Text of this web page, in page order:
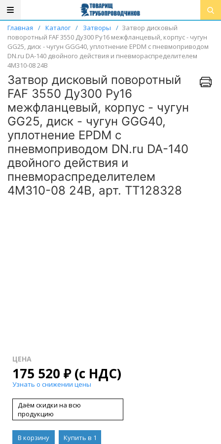
Главная / Каталог / Затворы / Затвор дисковый
поворотный FAF 3550 Ду300 Ру16 межфланцевый, корпус - чугун
GG25, диск - чугун GGG40, уплотнение EPDM с пневмоприводом
DN.ru DA-140 двойного действия и пневмораспределителем
4M310-08 24В
Затвор дисковый поворотный
FAF 3550 Ду300 Ру16
межфланцевый, корпус - чугун
GG25, диск - чугун GGG40,
уплотнение EPDM с
пневмоприводом DN.ru DA-140
двойного действия и
пневмораспределителем
4M310-08 24В, арт. ТТ128328
ЦЕНА
175 520 ₽(с НДС)
Узнать о снижении цены
Даём скидки на всю
продукцию
В корзину
Купить в 1